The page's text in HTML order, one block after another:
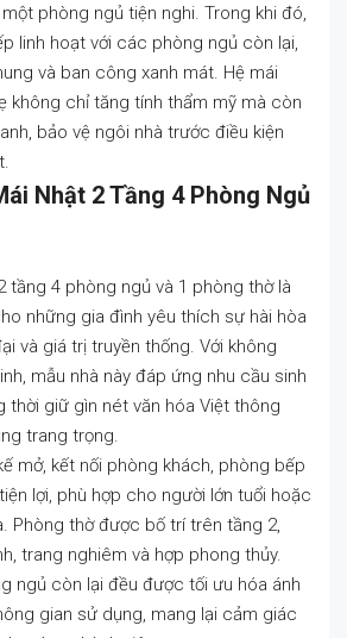
phòng ngủ tiện nghi. Trong khi đó,
linh hoạt với các phòng ngủ còn lại,
và ban công xanh mát. Hệ mái
không chỉ tăng tính thẩm mỹ mà còn
bảo vệ ngôi nhà trước điều kiện
Nhật 2 Tầng 4 Phòng Ngủ
tầng 4 phòng ngủ và 1 phòng thờ là
những gia đình yêu thích sự hài hòa
và giá trị truyền thống. Với không
mẫu nhà này đáp ứng nhu cầu sinh
thời giữ gìn nét văn hóa Việt thông
trang trọng.
mở, kết nối phòng khách, phòng bếp
lợi, phù hợp cho người lớn tuổi hoặc
Phòng thờ được bố trí trên tầng 2,
trang nghiêm và hợp phong thủy.
ngủ còn lại đều được tối ưu hóa ánh
gian sử dụng, mang lại cảm giác